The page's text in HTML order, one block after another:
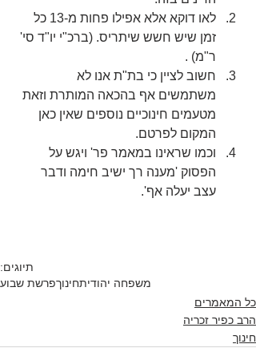
לאו דוקא אלא אפילו פחות מ-13 כל
זמן שיש חשש שיתריס. (ברכ"י יו"ד סי'
ר"מ) .
חשוב לציין כי בת"ת אנו לא
משתמשים אף בהכאה המותרת וזאת
מטעמים חינוכיים נוספים שאין כאן
המקום לפרטם.
וכמו שראינו במאמר פר' ויגש על
הפסוק 'מענה רך ישיב חימה ודבר
עצב יעלה אף'.
תיוגים:
משפחה יהודיתחינוךפרשת שבוע
כל המאמרים
הרב כפיר זכריה
חינוך